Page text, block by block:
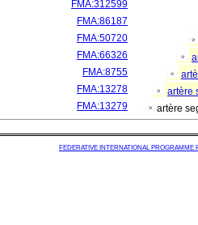
FMA:312599
FMA:86187
FMA:50720
FMA:66326
FMA:8755
FMA:13278
artère
FMA:13279
artère
FEDERATIVE INTERNATIONAL PROGRAMME